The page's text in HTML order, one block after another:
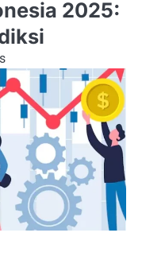
2025: